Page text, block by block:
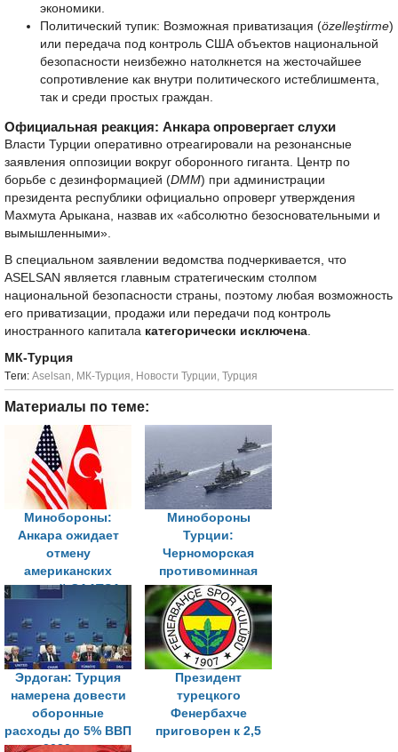
экономики.
Политический тупик: Возможная приватизация (özelleştirme)
или передача под контроль США объектов национальной
безопасности неизбежно натолкнется на жесточайшее
сопротивление как внутри политического истеблишмента,
так и среди простых граждан.
Официальная реакция: Анкара опровергает слухи
Власти Турции оперативно отреагировали на резонансные
заявления оппозиции вокруг оборонного гиганта. Центр по
борьбе с дезинформацией (DMM) при администрации
президента республики официально опроверг утверждения
Махмута Арыкана, назвав их «абсолютно безосновательными и
вымышленными».
В специальном заявлении ведомства подчеркивается, что
ASELSAN является главным стратегическим столпом
национальной безопасности страны, поэтому любая возможность
его приватизации, продажи или передачи под контроль
иностранного капитала категорически исключена.
МК-Турция
Tеги: Aselsan, МК-Турция, Новости Турции, Турция
Материалы по теме:
Минобороны:
Анкара ожидает
отмену
американских
санкций CAATSA
Минобороны
Турции:
Черноморская
противоминная
группа будет
обеспечивать
защиту подводной
инфраструктуры
Эрдоган: Турция
намерена довести
оборонные
расходы до 5% ВВП
к 2030 году
Президент
турецкого
Фенербахче
приговорен к 2,5